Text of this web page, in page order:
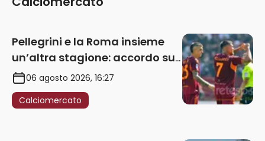
Pellegrini e la Roma insieme
un’altra stagione: accordo sul
rinnovo annuale
06 agosto 2026, 16:27
Calciomercato